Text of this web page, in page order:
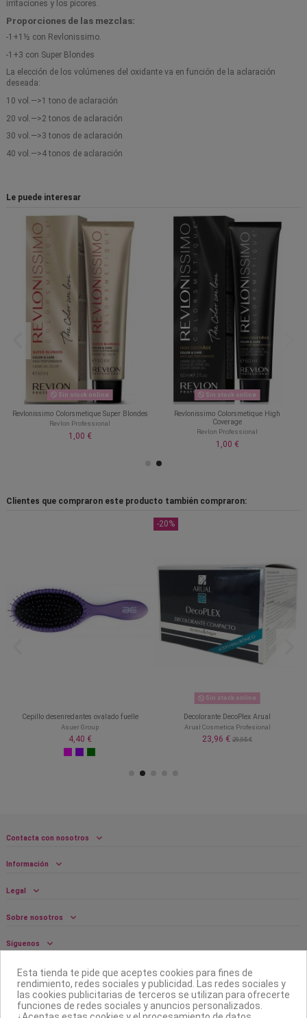
irritaciones y los picores.
Proporciones de las mezclas:
-1+1½ con Revlonissimo.
-1+3 con Super Blondes
La elección de los volúmenes del oxidante va en función de la aclaración
deseada:
10 vol.—>1 tono de aclaración
20 vol.—>2 tonos de aclaración
30 vol.—>3 tonos de aclaración
40 vol.—>4 tonos de aclaración
Le puede interesar
Sin stock online
Revlonissimo Colorsmetique Super Blondes
Revlon Professional
1,00 €
Sin stock online
Revlonissimo Colorsmetique High
Coverage
Revlon Professional
1,00 €
Clientes que compraron este producto también compraron:
Cepillo desenredantes ovalado fuelle
Asuer Group
4,40 €
-20%
Sin stock online
Decolorante DecoPlex Arual
Arual Cosmetica Profesional
23,96 € 29,95 €
Contacta con nosotros
Información
Legal
Sobre nosotros
Síguenos
Boletín
Esta tienda te pide que aceptes cookies para fines de
rendimiento, redes sociales y publicidad. Las redes sociales y
las cookies publicitarias de terceros se utilizan para ofrecerte
funciones de redes sociales y anuncios personalizados.